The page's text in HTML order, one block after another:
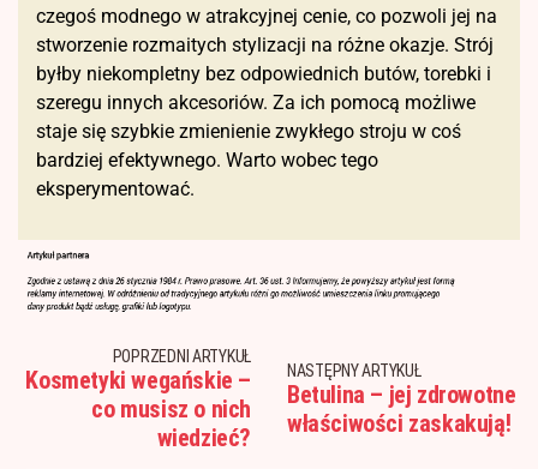
czegoś modnego w atrakcyjnej cenie, co pozwoli jej na
stworzenie rozmaitych stylizacji na różne okazje. Strój
byłby niekompletny bez odpowiednich butów, torebki i
szeregu innych akcesoriów. Za ich pomocą możliwe
staje się szybkie zmienienie zwykłego stroju w coś
bardziej efektywnego. Warto wobec tego
eksperymentować.
POPRZEDNI ARTYKUŁ
Kosmetyki wegańskie –
co musisz o nich
wiedzieć?
NASTĘPNY ARTYKUŁ
Betulina – jej zdrowotne
właściwości zaskakują!